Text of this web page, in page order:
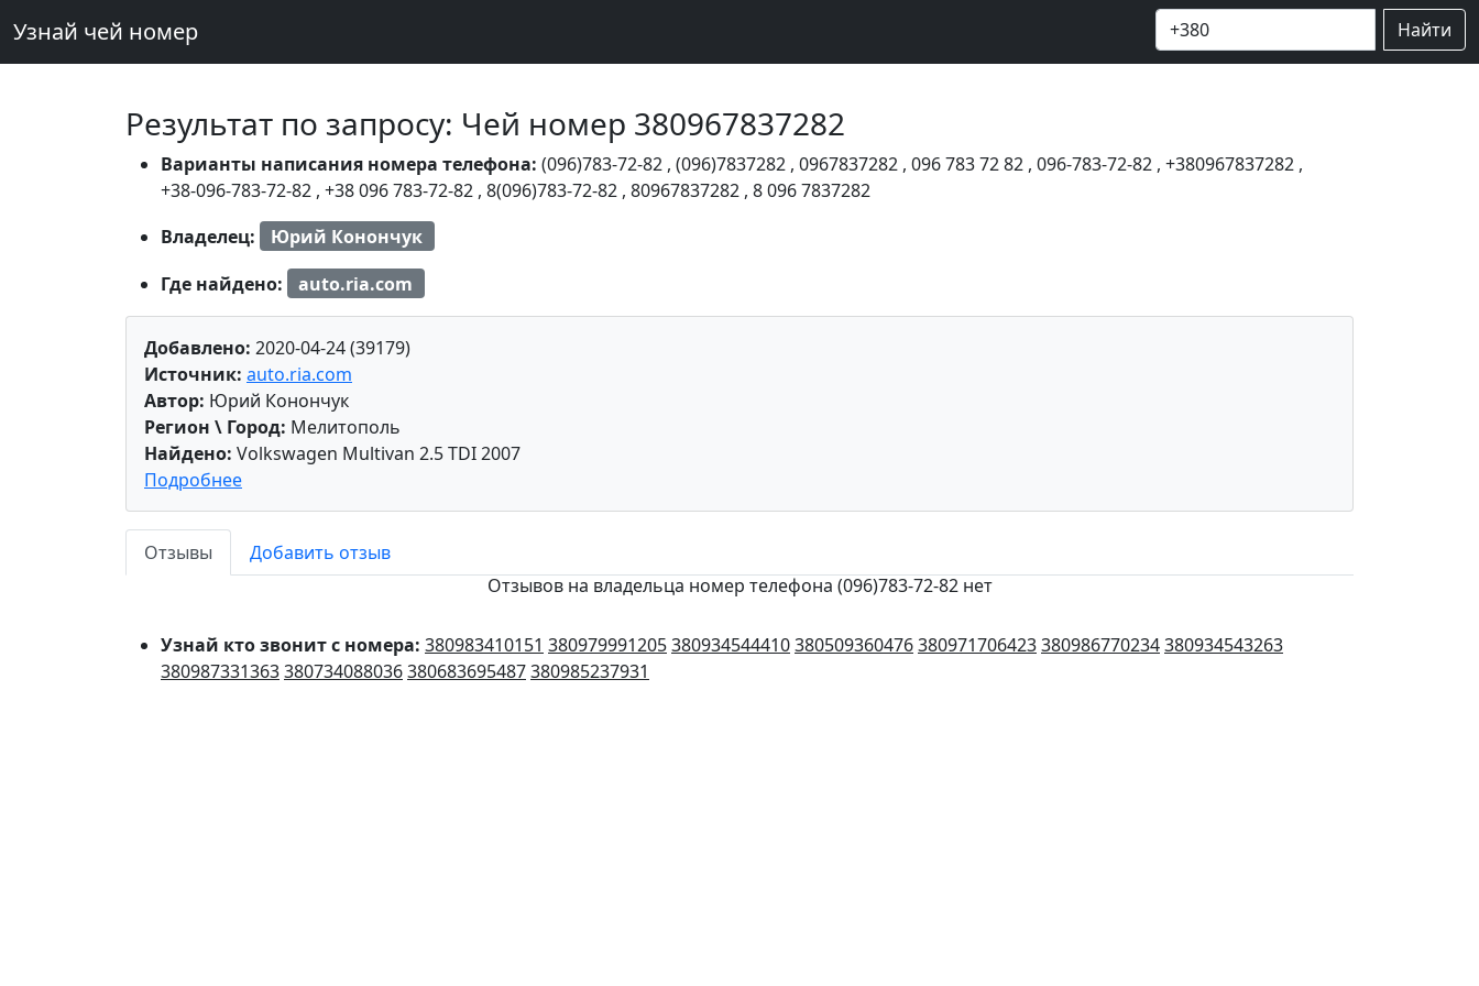
Узнай чей номер Найти
Результат по запросу: Чей номер 380967837282
Варианты написания номера телефона: (096)783-72-82 , (096)7837282 , 0967837282 , 096 783 72 82 , 096-783-72-82 , +380967837282 ,
+38-096-783-72-82 , +38 096 783-72-82 , 8(096)783-72-82 , 80967837282 , 8 096 7837282
Владелец:
Юрий Конончук
Где найдено:
auto.ria.com
Добавлено: 2020-04-24 (39179)
Источник: auto.ria.com
Автор: Юрий Конончук
Регион \ Город: Мелитополь
Найдено: Volkswagen Multivan 2.5 TDI 2007
Подробнее
Отзывы
Добавить отзыв
Отзывов на владельца номер телефона (096)783-72-82 нет
Узнай кто звонит с номера: 380983410151 380979991205380934544410380509360476380971706423380986770234380934543263
380987331363380734088036380683695487380985237931